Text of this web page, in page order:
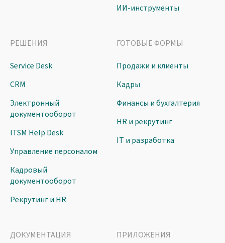
ИИ-инструменты
РЕШЕНИЯ
Service Desk
CRM
Электронный
документооборот
ITSM Help Desk
Управление персоналом
Кадровый
документооборот
Рекрутинг и HR
ГОТОВЫЕ ФОРМЫ
Продажи и клиенты
Кадры
Финансы и бухгалтерия
HR и рекрутинг
IT и разработка
ДОКУМЕНТАЦИЯ ПРИЛОЖЕНИЯ